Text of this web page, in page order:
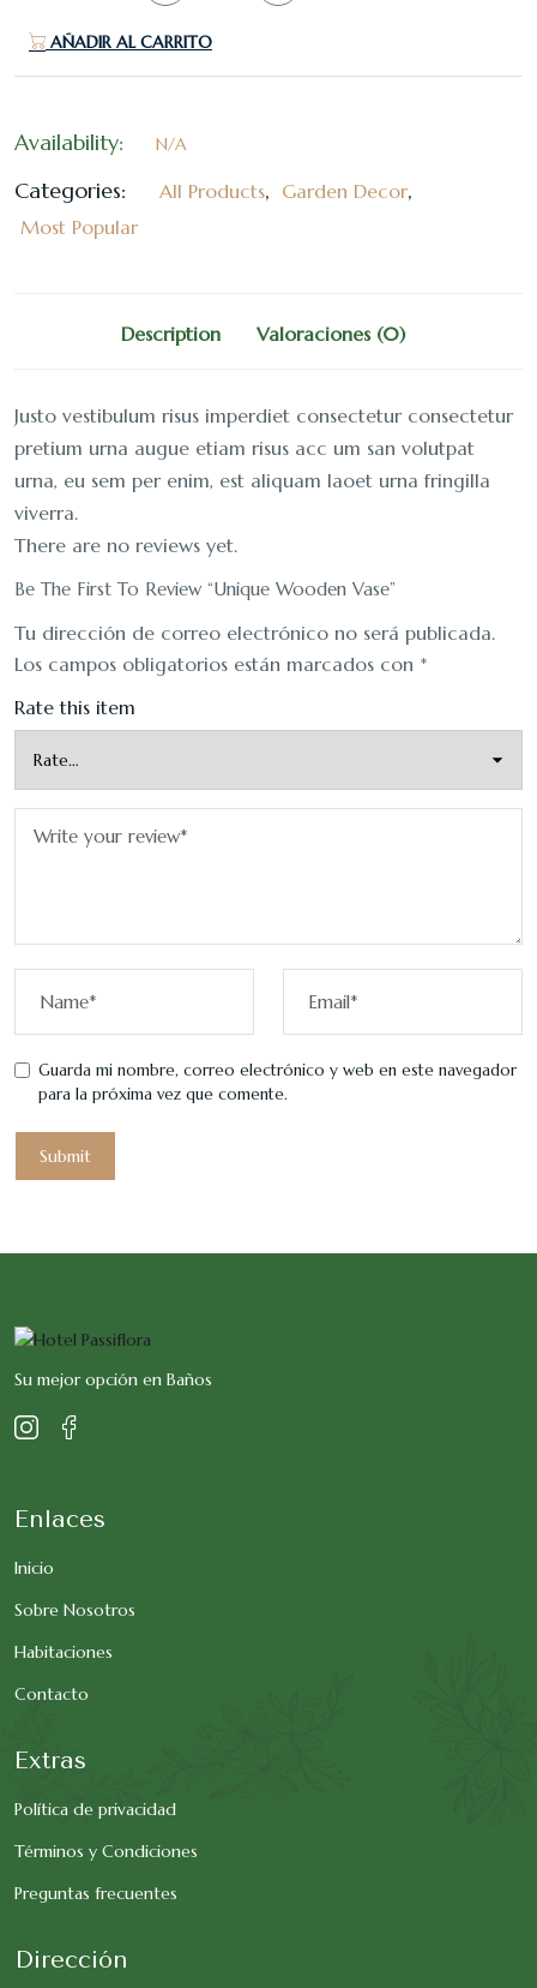
AÑADIR AL CARRITO
Availability: N/A
Categories: All Products, Garden Decor,
Most Popular
Description Valoraciones (0)
Justo vestibulum risus imperdiet consectetur consectetur
pretium urna augue etiam risus acc um san volutpat
urna, eu sem per enim, est aliquam laoet urna fringilla
viverra.
There are no reviews yet.
Be The First To Review “Unique Wooden Vase”
Tu dirección de correo electrónico no será publicada.
Los campos obligatorios están marcados con *
Rate this item
Guarda mi nombre, correo electrónico y web en este navegador
para la próxima vez que comente.
Su mejor opción en Baños
Enlaces
Inicio
Sobre Nosotros
Habitaciones
Contacto
Extras
Política de privacidad
Términos y Condiciones
Preguntas frecuentes
Dirección